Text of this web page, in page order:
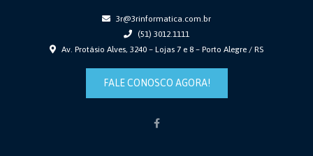
3r@3rinformatica.com.br
(51) 3012.1111
Av. Protásio Alves, 3240 – Lojas 7 e 8 – Porto Alegre / RS
FALE CONOSCO AGORA!